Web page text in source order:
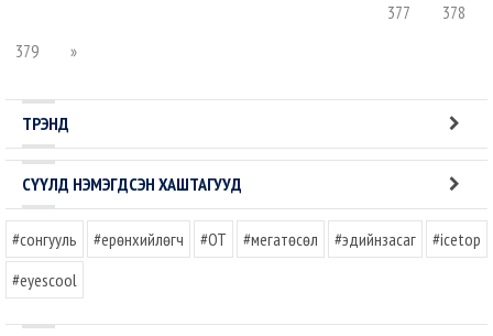
377
378
379
»
ТРЭНД
СҮҮЛД НЭМЭГДСЭН ХАШТАГУУД
#сонгууль #ерөнхийлөгч #OT #мегатөсөл #эдийнзасаг
#icetop
#eyescool